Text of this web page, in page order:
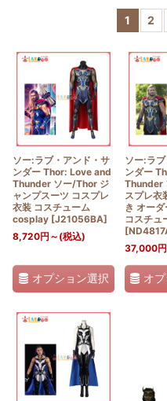
並び順:
絞
1 2
ソー:ラブ・アンド・サ
ンダー Thor: Love and
Thunder ソー/Thor ジ
ャンプスーツ コスプレ
衣装 コスチューム
cosplay [J21056BA]
8,720円 ～ (税込)
オプション選択
ソー:ラ
ンダー
Thunder
スプレ衣
き オー
コスチ
[
37,000円
オ